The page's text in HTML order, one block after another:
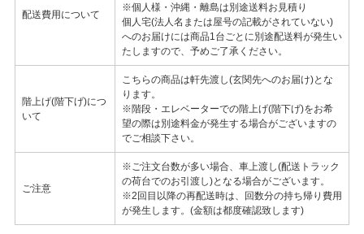
配送費用について
※個人様・沖縄・離島は別途送料お見積り
個人宅(法人名または屋号の記載がされていない)
へのお届けには商品1台ごとに別途配送料が発生い
たしますので、予めご了承ください。
階上げ(階下げ)につ
いて
こちらの商品は軒先渡し(玄関先へのお届け)とな
ります。
※階段・エレベーターでの階上げ(階下げ)をお希
望の際は別途料金が発生する場合がございますの
でご相談下さい。
ご注意
※ご注文台数が多い場合、車上渡し(配送トラック
の荷台でのお引渡し)となる場合がございます。
※2回目以降の再配送時は、回数分の持ち帰り費用
が発生します。(金額は都度確認致します)